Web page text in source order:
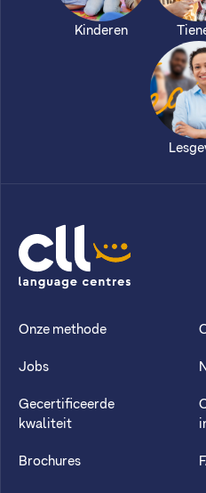
Kinderen
CLL
Onze methode
Jobs
Gecertificeerde
kwaliteit
Brochures